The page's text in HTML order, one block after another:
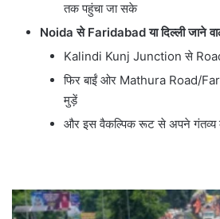
तक पहुंचा जा सके
Noidaसे Faridabadया दिल्ली जाने
Kalindi Kunj Junction से
फिर बाईं ओर Mathura Road/
मुड़ें
और इस वैकल्पिक रूट से अपने गंतव्य